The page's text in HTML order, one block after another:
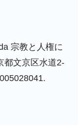
宗教と人権に
都文京区水道2-